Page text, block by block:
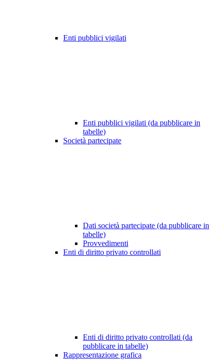
Enti pubblici vigilati
Enti pubblici vigilati (da pubblicare in
tabelle)
Società partecipate
Dati società partecipate (da pubblicare in
tabelle)
Provvedimenti
Enti di diritto privato controllati
Enti di diritto privato controllati (da
pubblicare in tabelle)
Rappresentazione grafica